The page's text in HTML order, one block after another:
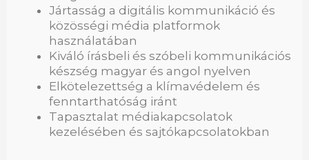
Jártasság a digitális kommunikáció és
közösségi média platformok
használatában
Kiváló írásbeli és szóbeli kommunikációs
készség magyar és angol nyelven
Elkötelezettség a klímavédelem és
fenntarthatóság iránt
Tapasztalat médiakapcsolatok
kezelésében és sajtókapcsolatokban